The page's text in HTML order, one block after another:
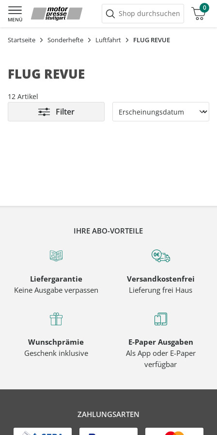
MENÜ
Shop durchsuchen
0
Warenkorb
Startseite Sonderhefte Luftfahrt FLUG REVUE
FLUG REVUE
12 Artikel
Filter
IHRE ABO-VORTEILE
Liefergarantie
Keine Ausgabe verpassen
Versandkostenfrei
Lieferung frei Haus
Wunschprämie
Geschenk inklusive
E-Paper Ausgaben
Als App oder E-Paper
verfügbar
ZAHLUNGSARTEN